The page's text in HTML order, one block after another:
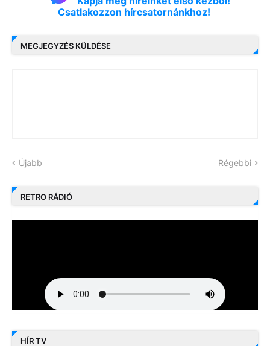
Csatlakozzon hírcsatornánkhoz!
MEGJEGYZÉS KÜLDÉSE
Újabb Régebbi
RETRO RÁDIÓ
HÍR TV